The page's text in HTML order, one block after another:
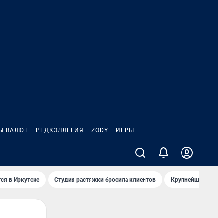
ВАЛЮТ РЕДКОЛЛЕГИЯ ZODY ИГРЫ
в Иркутске Студия растяжки бросила клиентов Крупнейшие